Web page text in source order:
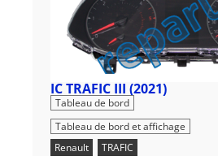
IC TRAFIC III (2021)
Tableau de bord
Tableau de bord et affichage
Renault
TRAFIC